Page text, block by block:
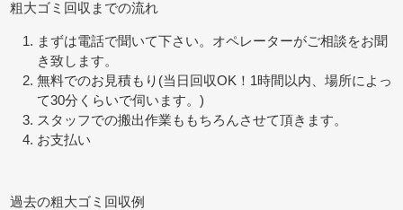
粗大ゴミ回収までの流れ
まずは電話で聞いて下さい。オペレーターがご相談をお聞
き致します。
無料でのお見積もり(当日回収OK！1時間以内、場所によっ
て30分くらいで伺います。)
スタッフでの搬出作業ももちろんさせて頂きます。
お支払い
過去の粗大ゴミ回収例